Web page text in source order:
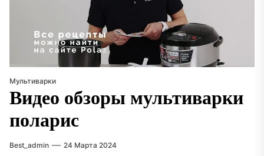
Мультиварки
Видео обзоры мультиварки
поларис
Best_admin 24 Марта 2024